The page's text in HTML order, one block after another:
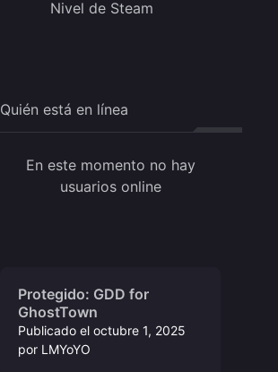
Nivel de Steam
Quién está en línea
En este momento no hay
usuarios online
Protegido: GDD for
GhostTown
Publicado eloctubre 1, 2025
por LMYoYO